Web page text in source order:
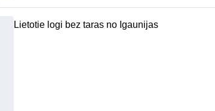
Lietotie logi bez taras no Igaunijas